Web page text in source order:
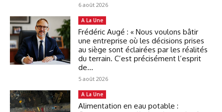
6 août 2026
A La Une
Frédéric Augé : « Nous voulons bâtir
une entreprise où les décisions prises
au siège sont éclairées par les réalités
du terrain. C’est précisément l’esprit
de...
5 août 2026
A La Une
Alimentation en eau potable :